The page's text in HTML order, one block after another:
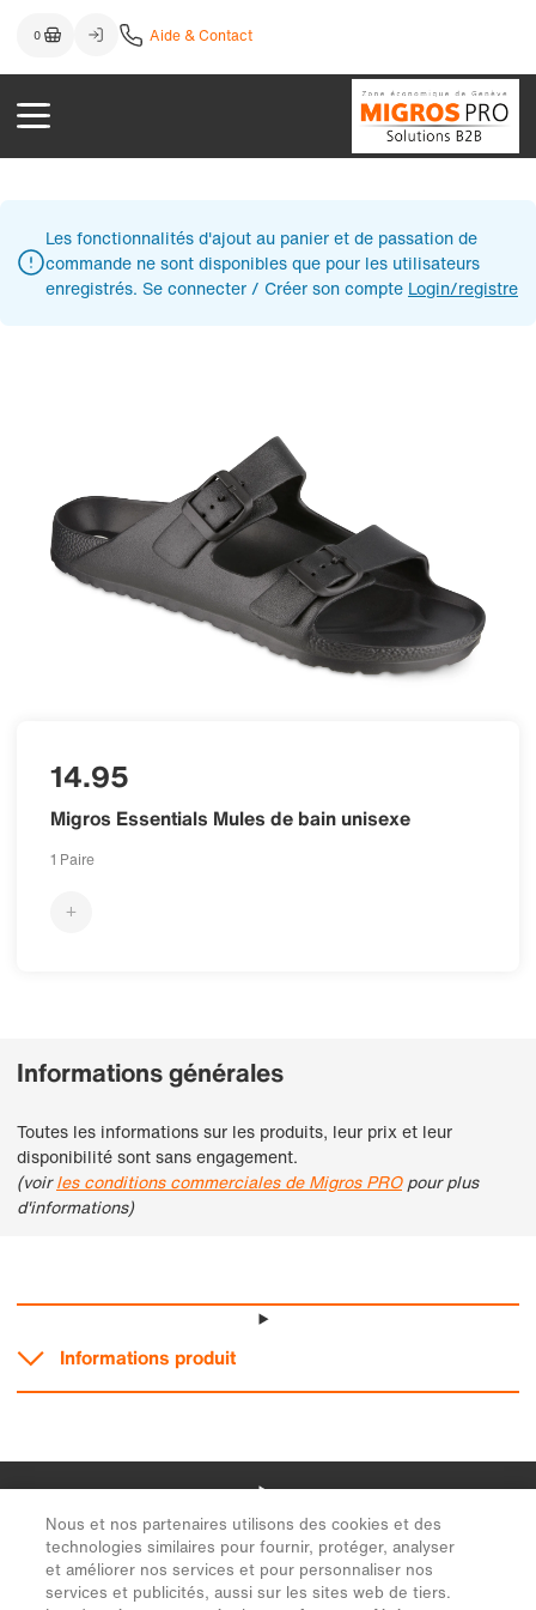
Nous et nos partenaires utilisons des cookies et des
technologies similaires pour fournir, protéger, analyser
et améliorer nos services et pour personnaliser nos
services et publicités, aussi sur les sites web de tiers.